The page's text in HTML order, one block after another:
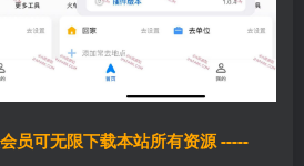
员可无限下载本站所有资源 -----